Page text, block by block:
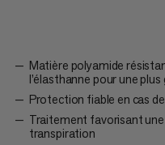
Matière polyamide
l’élasthanne pour une
Protection fiable en cas
Traitement favorisant
transpiration